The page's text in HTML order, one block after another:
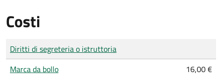
Costi
Tipo di pagamento
Importo
Diritti di segreteria o istruttoria
Marca da bollo
16,00 €